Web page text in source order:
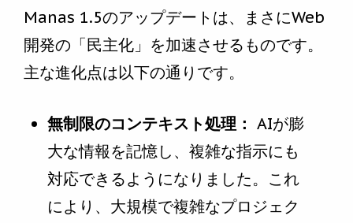
Manas 1.5のアップデートは、まさにWeb
開発の「民主化」を加速させるものです。
主な進化点は以下の通りです。
無制限のコンテキスト処理： AIが膨
大な情報を記憶し、複雑な指示にも
対応できるようになりました。これ
により、大規模で複雑なプロジェク